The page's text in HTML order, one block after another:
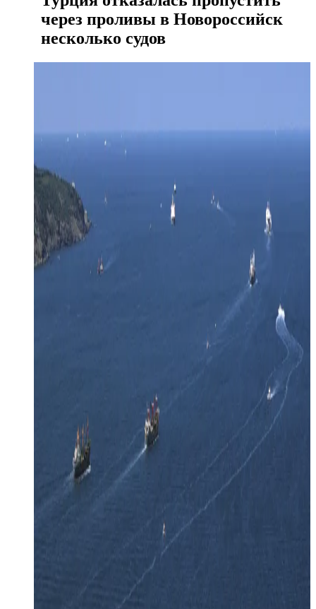
через проливы в Новороссийск
несколько судов